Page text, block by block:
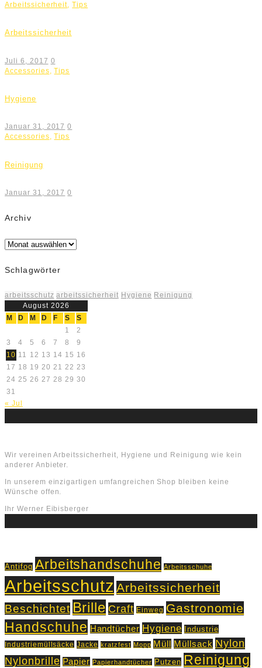
Arbeitssicherheit,Tips
Arbeitssicherheit
Juli 6, 2017 0
Accessories ,Tips
Hygiene
Januar 31, 2017 0
Accessories,Tips
Reinigung
Januar 31, 2017 0
Archiv
Archiv
Schlagwörter
arbeitsschutz arbeitssicherheit Hygiene Reinigung
August 2026
M
D M D F S
S
1
2
3
4 5 6 7 8
9
10 11 12 13 14 15 16
17 18 19 20 21 22 23
24 25 26 27 28 29 30
31
« Jul
Wir vereinen Arbeitssicherheit, Hygiene und Reinigung wie kein
anderer Anbieter.
In unserem einzigartigen umfangreichen Shop bleiben keine
Wünsche offen.
Ihr Werner Eibisberger
Antifog Arbeitshandschuhe Arbeitsschuhe
Arbeitsschutz Arbeitssicherheit
Beschichtet Brille Craft Einweg Gastronomie
Handschuhe Handtücher Hygiene Industrie
Industriemüllsäcke Jacke kratzfest Mopp Müll Müllsack Nylon
Nylonbrille Papier Papierhandtücher Putzen Reinigung